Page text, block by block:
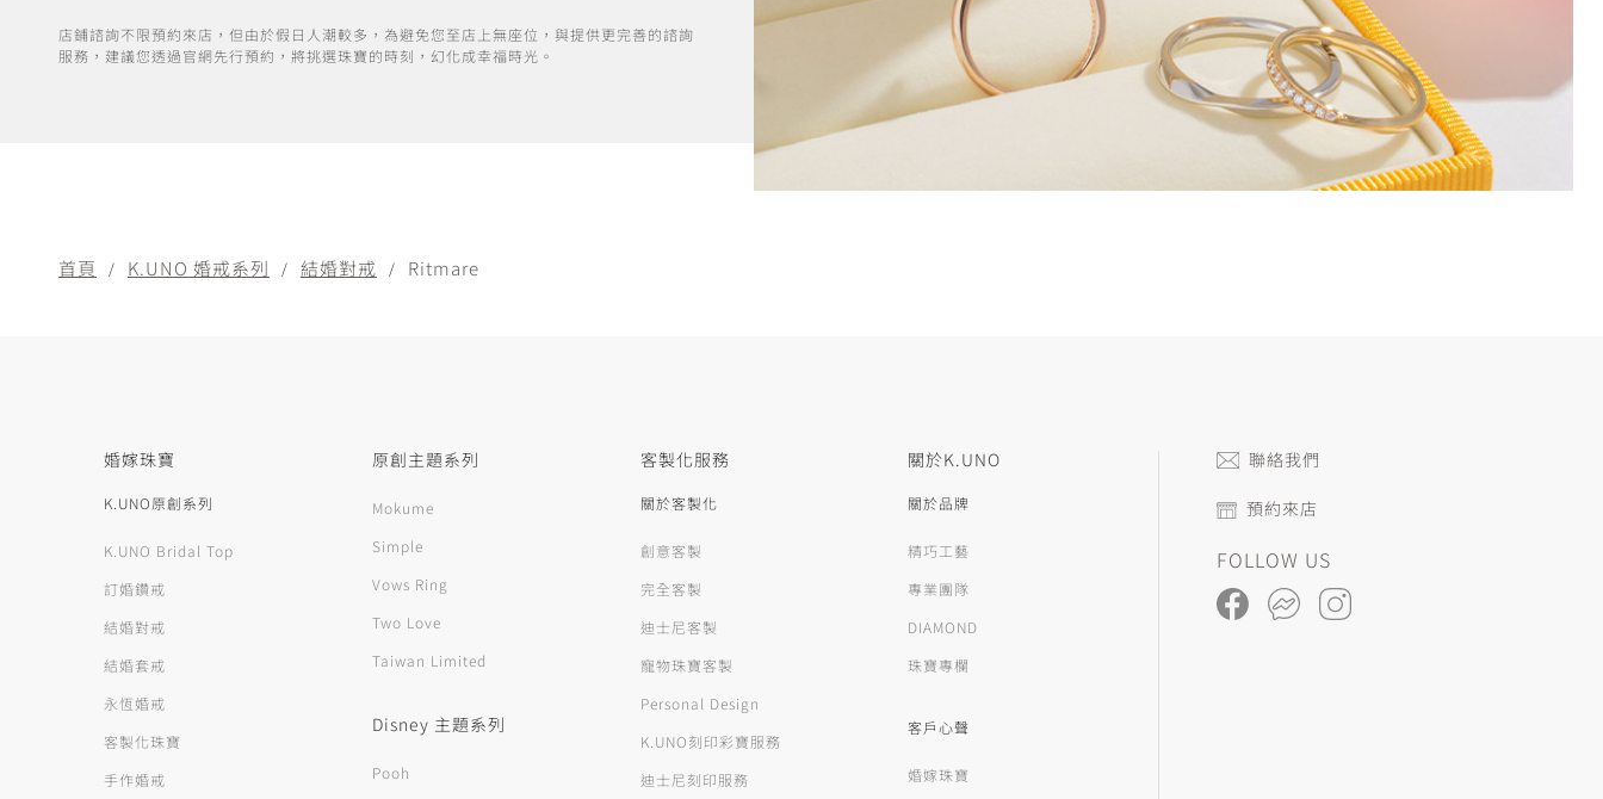
店鋪諮詢不限預約來店，但由於假日人潮較多，為避免您至店上無座位，與提供更完善的諮詢
服務，建議您透過官網先行預約，將挑選珠寶的時刻，幻化成幸福時光。
首頁 K.UNO 婚戒系列 結婚對戒 Ritmare
婚嫁珠寶
K.UNO原創系列
K.UNO Bridal Top
訂婚鑽戒
結婚對戒
結婚套戒
永恆婚戒
客製化珠寶
手作婚戒
原創主題系列
Mokume
Simple
Vows Ring
Two Love
Taiwan Limited
Disney 主題系列
Pooh
客製化服務
關於客製化
創意客製
完全客製
迪士尼客製
寵物珠寶客製
Personal Design
K.UNO刻印彩寶服務
迪士尼刻印服務
關於K.UNO
關於品牌
精巧工藝
專業團隊
DIAMOND
珠寶專欄
客戶心聲
婚嫁珠寶
聯絡我們
預約來店
FOLLOW US